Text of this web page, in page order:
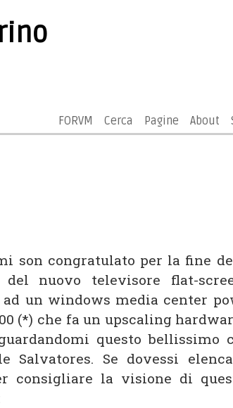
FORVM Cerca Pagine About
son congratulato per la fine
del nuovo televisore flat-
ad un windows media center
(*) che fa un upscaling
questo bellissimo
Salvatores. Se dovessi
consigliare la visione di